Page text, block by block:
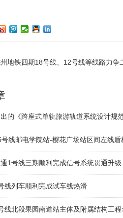
地铁四期18号线、12号线等线路力争
的《跨座式单轨旅游轨道系统设计规
线邮电学院站-樱花广场站区间左线盾
1号线三期顺利完成信号系统贯通升级
线列车顺利完成试车线热滑
线北段果园南道站主体及附属结构工程